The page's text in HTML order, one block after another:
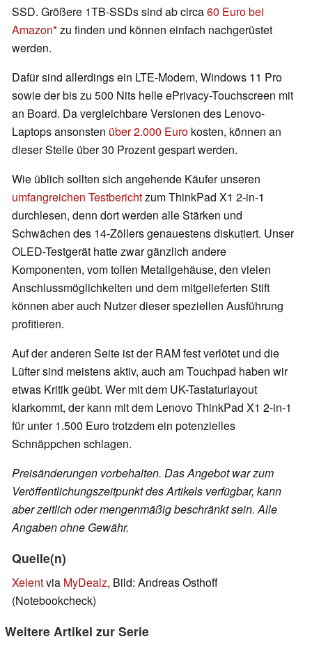
SSD. Größere 1TB-SSDs sind ab circa60 Euro bei
Amazon zu finden und können einfach nachgerüstet
werden.
Dafür sind allerdings ein LTE-Modem, Windows 11 Pro
sowie der bis zu 500 Nits helle ePrivacy-Touchscreen mit
an Board. Da vergleichbare Versionen des Lenovo-
Laptops ansonsten über 2.000 Euro kosten, können an
dieser Stelle über 30 Prozent gespart werden.
Wie üblich sollten sich angehende Käufer unseren
umfangreichen Testberichtzum ThinkPad X1 2-in-1
durchlesen, denn dort werden alle Stärken und
Schwächen des 14-Zöllers genauestens diskutiert. Unser
OLED-Testgerät hatte zwar gänzlich andere
Komponenten, vom tollen Metallgehäuse, den vielen
Anschlussmöglichkeiten und dem mitgelieferten Stift
können aber auch Nutzer dieser speziellen Ausführung
profitieren.
Auf der anderen Seite ist der RAM fest verlötet und die
Lüfter sind meistens aktiv, auch am Touchpad haben wir
etwas Kritik geübt. Wer mit dem UK-Tastaturlayout
klarkommt, der kann mit dem Lenovo ThinkPad X1 2-in-1
für unter 1.500 Euro trotzdem ein potenzielles
Schnäppchen schlagen.
Preisänderungen vorbehalten. Das Angebot war zum
Veröffentlichungszeitpunkt des Artikels verfügbar, kann
aber zeitlich oder mengenmäßig beschränkt sein. Alle
Angaben ohne Gewähr.
Quelle(n)
Xelentvia MyDealz, Bild: Andreas Osthoff
(Notebookcheck)
Weitere Artikel zur Serie